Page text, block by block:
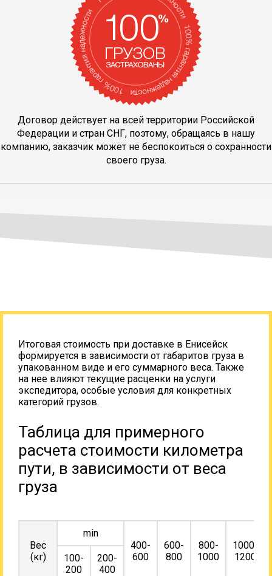
Договор действует на всей территории Российской
Федерации и стран СНГ, поэтому, обращаясь в нашу
компанию, заказчик может не беспокоиться о сохранности
своего груза.
Итоговая стоимость при доставке в Енисейск
формируется в зависимости от габаритов груза в
упакованном виде и его суммарного веса. Также
на нее влияют текущие расценки на услуги
экспедитора, особые условия для конкретных
категорий грузов.
Таблица для примерного
расчета стоимости километра
пути, в зависимости от веса
груза
Вес
(кг)
min
400-
600
600-
800
800-
1000
1000-
1200
100-
200
200-
400